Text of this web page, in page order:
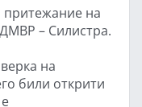
на
– Силистра.
на
били открити